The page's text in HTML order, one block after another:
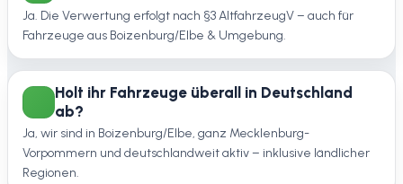
Ja. Die Verwertung erfolgt nach §3 AltfahrzeugV – auch für
Fahrzeuge aus Boizenburg/Elbe & Umgebung.
Holt ihr Fahrzeuge überall in Deutschland
ab?
Ja, wir sind in Boizenburg/Elbe, ganz Mecklenburg-
Vorpommern und deutschlandweit aktiv – inklusive ländlicher
Regionen.